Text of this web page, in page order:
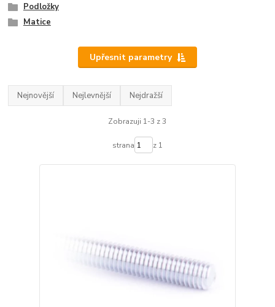
Podložky
Matice
Upřesnit parametry
Nejnovější Nejlevnější Nejdražší
Zobrazuji 1-3 z 3
strana z 1